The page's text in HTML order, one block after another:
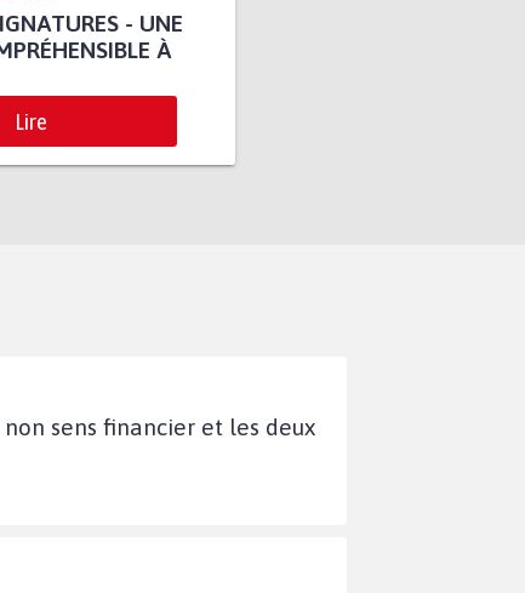
- UNE
À
Lire
sens financier et les deux